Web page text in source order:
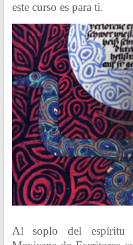
este curso es para ti.
Al soplo del espíritu